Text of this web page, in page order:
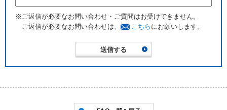
※ご返信が必要なお問い合わせ・ご質問はお受けできません。
ご返信が必要なお問い合わせは、
こちら にお願いします。